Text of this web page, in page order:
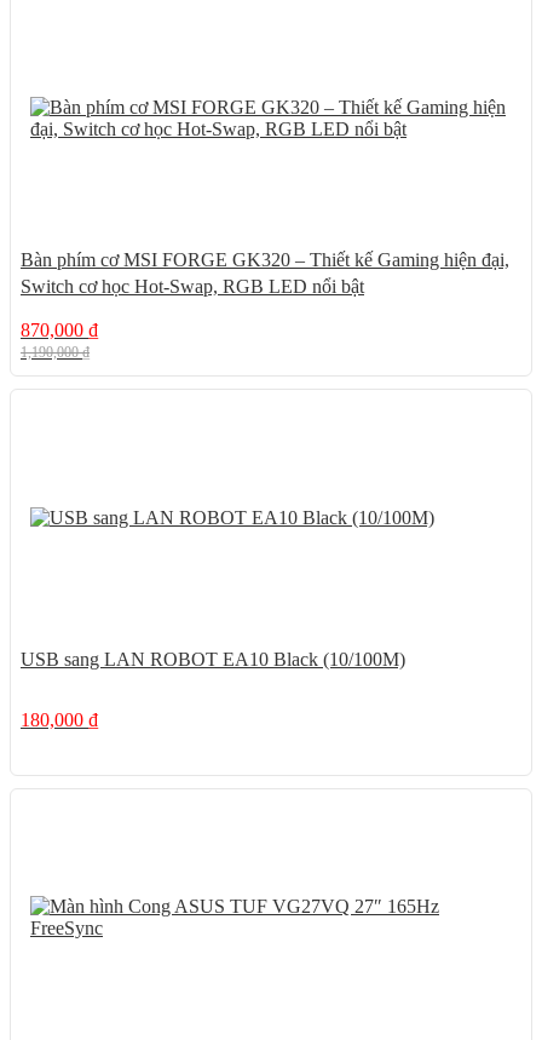
Bàn phím cơ MSI FORGE GK320 – Thiết kế Gaming hiện đại,
Switch cơ học Hot-Swap, RGB LED nổi bật
870,000 ₫
1,190,000₫
USB sang LAN ROBOT EA10 Black (10/100M)
180,000 ₫